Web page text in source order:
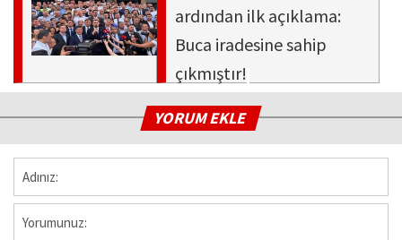
ardından ilk açıklama:
Buca iradesine sahip
çıkmıştır!
YORUM EKLE